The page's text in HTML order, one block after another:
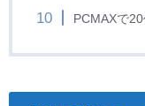
PCMAXで